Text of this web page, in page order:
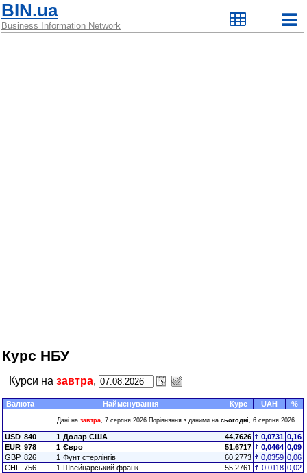
BIN.ua
Business Information Network
Курс НБУ
Курси на завтра,
Валюта Найменування Курс UAH %
Дані на завтра, 7 серпня 2026 Порівняння з даними на сьогодні, 6 серпня 2026
USD 840 1 Долар США 44,7626 0,0731 0,16
EUR 978 1 Євро 51,6717 0,0464 0,09
GBP 826 1 Фунт стерлінгів 60,2773 0,0359 0,06
CHF 756 1 Швейцарський франк 55,2761 0,0118 0,02